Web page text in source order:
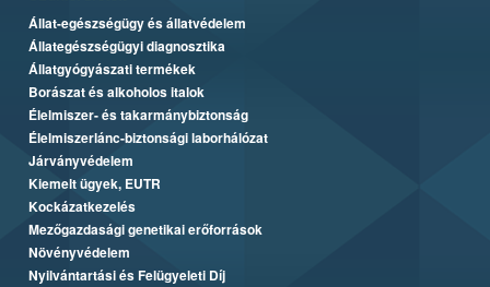
Állat-egészségügy és állatvédelem
Állategészségügyi diagnosztika
Állatgyógyászati termékek
Borászat és alkoholos italok
Élelmiszer- és takarmánybiztonság
Élelmiszerlánc-biztonsági laborhálózat
Járványvédelem
Kiemelt ügyek, EUTR
Kockázatkezelés
Mezőgazdasági genetikai erőforrások
Növényvédelem
Nyilvántartási és Felügyeleti Díj